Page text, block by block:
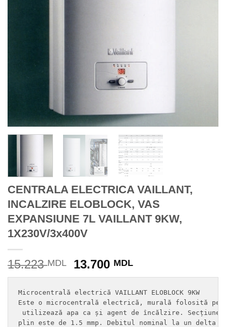
CENTRALA ELECTRICA VAILLANT,
INCALZIRE ELOBLOCK, VAS
EXPANSIUNE 7L VAILLANT 9KW,
1X230V/3x400V
15.223MDL
Prețul
inițial
a
fost:
15.223 MDL.
13.700 MDLPrețul
curent
este:
13.700 MDL.
Microcentrală electrică VAILLANT ELOBLOCK 9KW
Este o microcentrală electrică, murală folosită
utilizează apa ca și agent de încălzire.
plin este de 1.5 mmp. Debitul nominal la un delta